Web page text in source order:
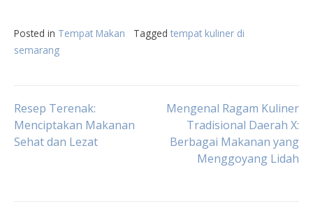
Posted in Tempat Makan Tagged tempat kuliner di
semarang
Post
navigation
Resep Terenak:
Menciptakan Makanan
Sehat dan Lezat
Mengenal Ragam Kuliner
Tradisional Daerah X:
Berbagai Makanan yang
Menggoyang Lidah